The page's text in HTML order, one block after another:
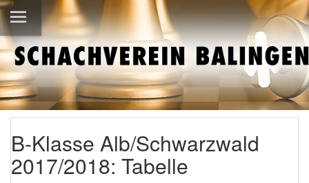
B-Klasse Alb/Schwarzwald
2017/2018: Tabelle